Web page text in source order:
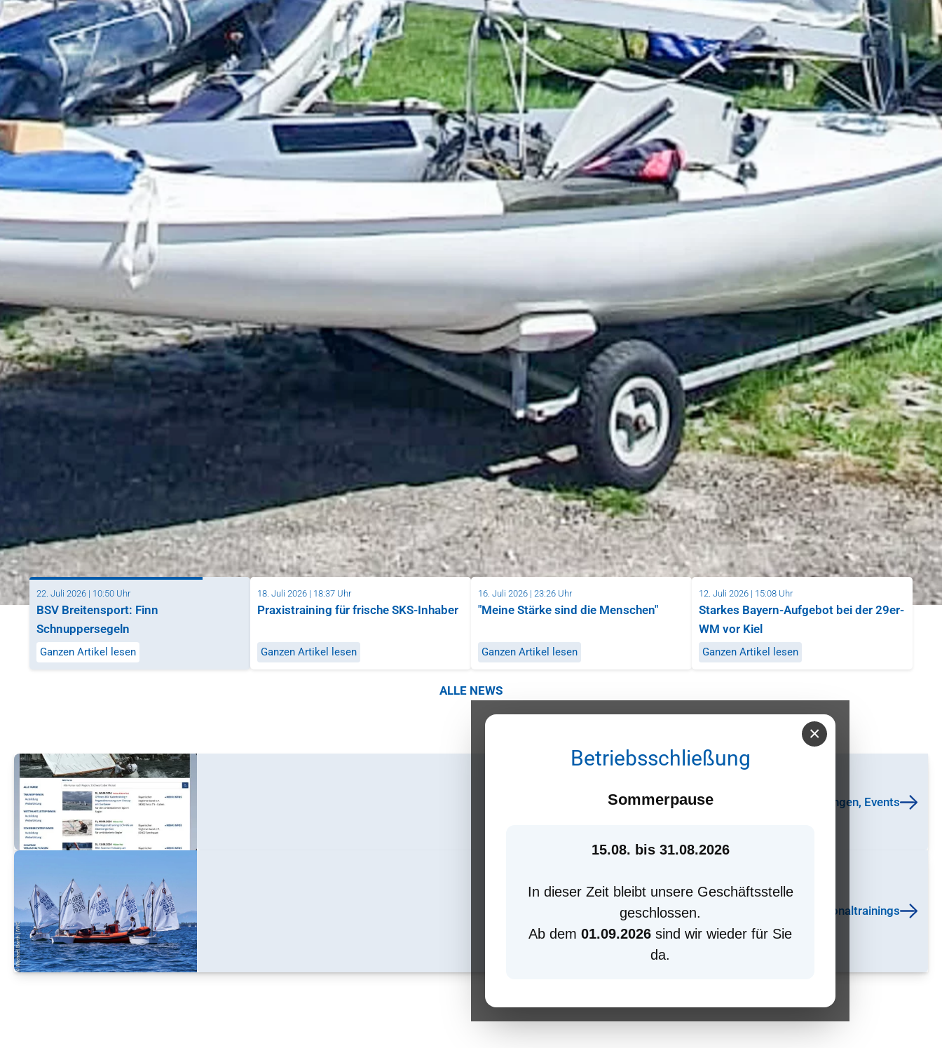
22. Juli 2026 | 10:50 Uhr
BSV Breitensport: Finn
Schnuppersegeln
Ganzen Artikel lesen
18. Juli 2026 | 18:37 Uhr
Praxistraining für frische SKS-Inhaber
Ganzen Artikel lesen
16. Juli 2026 | 23:26 Uhr
"Meine Stärke sind die Menschen"
Ganzen Artikel lesen
12. Juli 2026 | 15:08 Uhr
Starkes Bayern-Aufgebot bei der 29er-
WM vor Kiel
Ganzen Artikel lesen
ALLE NEWS
×
Betriebsschließung
Sommerpause
15.08. bis 31.08.2026
In dieser Zeit bleibt unsere Geschäftsstelle
geschlossen.
Ab dem 01.09.2026 sind wir wieder für Sie
da.
Buchungsportal: Kurse, Ausbildungen, Events
Regionaltrainings